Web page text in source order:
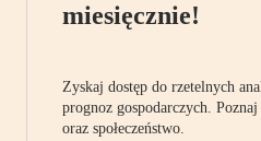
miesięcznie!
Zyskaj dostęp do rzetelnych
prognoz gospodarczych.
oraz społeczeństwo.